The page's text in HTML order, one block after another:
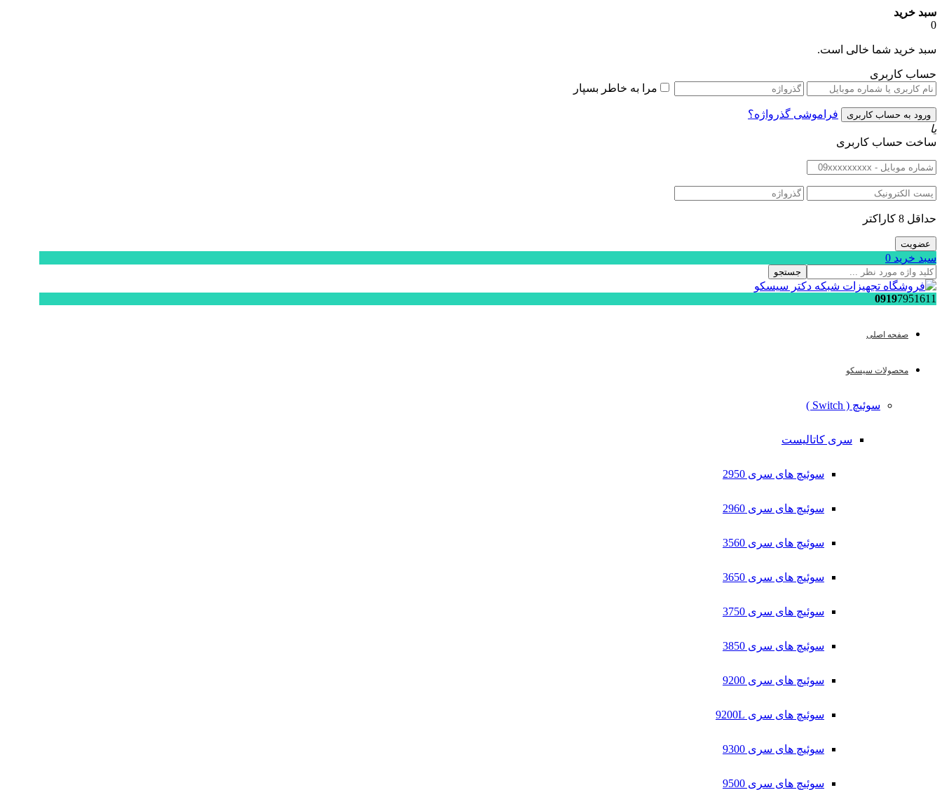
سبد خرید
0
سبد خرید شما خالی است.
حساب کاربری
مرا به خاطر بسپار
فراموشی گذرواژه؟
یا
ساخت حساب کاربری
حداقل 8 کاراکتر
سبد خرید 0
جستجو
09197951611
صفحه اصلی
محصولات سیسکو
سوئیچ ( Switch )
سری کاتالیست
سوئیچ های سری 2950
سوئیچ های سری 2960
سوئیچ های سری 3560
سوئیچ های سری 3650
سوئیچ های سری 3750
سوئیچ های سری 3850
سوئیچ های سری 9200
سوئیچ های سری 9200L
سوئیچ های سری 9300
سوئیچ های سری 9500